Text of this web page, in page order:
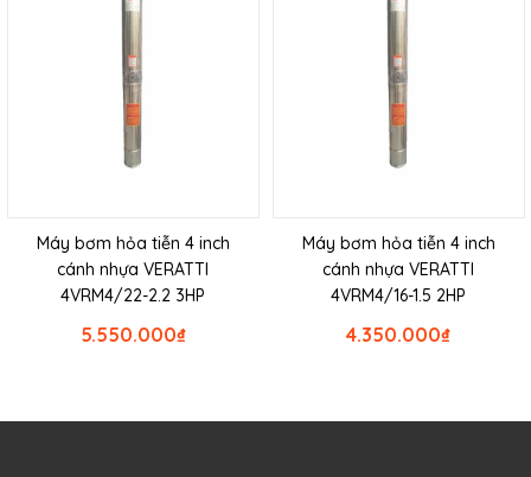
Máy bơm hỏa tiễn 4 inch
cánh nhựa VERATTI
4VRM4/22-2.2 3HP
₫
5.550.000
Máy bơm hỏa tiễn 4 inch
cánh nhựa VERATTI
4VRM4/16-1.5 2HP
₫
4.350.000